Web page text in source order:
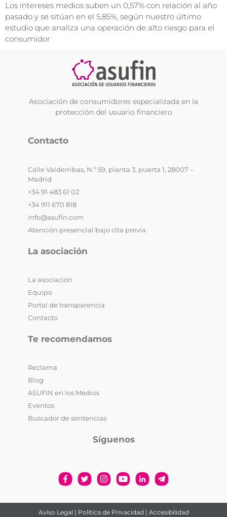
Los intereses medios suben un 0,57% con relación al año
pasado y se sitúan en el 5,85%, según nuestro último
estudio que analiza una operación de alto riesgo para el
consumidor
Asociación de consumidores especializada en la
protección del usuario financiero
Contacto
Calle Valderribas, N.º 59, planta 3, puerta 1, 28007 –
Madrid
+34 91 483 61 02
+34 911 670 818
info@asufin.com
Atención presencial bajo cita previa
La asociación
La asociación
Equipo
Portal de transparencia
Contacto
Te recomendamos
Reclama
Blog
ASUFIN en los Medios
Eventos
Buscador de sentencias
Síguenos
Aviso Legal | Política de Privacidad | Accesibilidad